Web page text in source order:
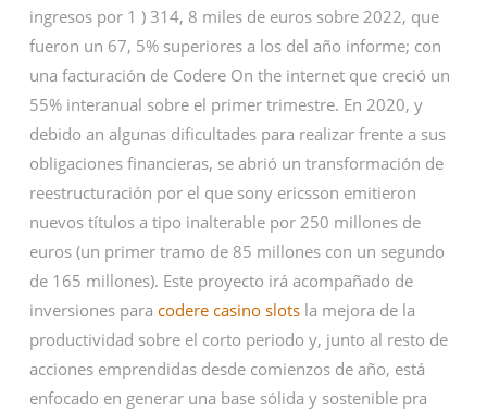
ingresos por 1 ) 314, 8 miles de euros sobre 2022, que
fueron un 67, 5% superiores a los del año informe; con
una facturación de Codere On the internet que creció un
55% interanual sobre el primer trimestre. En 2020, y
debido an algunas dificultades para realizar frente a sus
obligaciones financieras, se abrió un transformación de
reestructuración por el que sony ericsson emitieron
nuevos títulos a tipo inalterable por 250 millones de
euros (un primer tramo de 85 millones con un segundo
de 165 millones). Este proyecto irá acompañado de
inversiones para codere casino slotsla mejora de la
productividad sobre el corto periodo y, junto al resto de
acciones emprendidas desde comienzos de año, está
enfocado en generar una base sólida y sostenible pra